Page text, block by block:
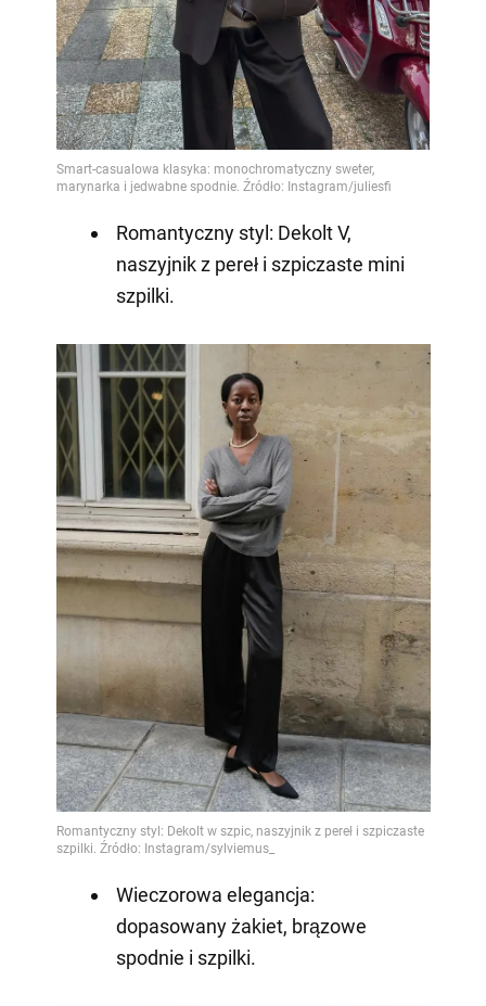
Romantyczny styl: Dekolt V,
naszyjnik z pereł i szpiczaste mini
szpilki.
Wieczorowa elegancja:
dopasowany żakiet, brązowe
spodnie i szpilki.